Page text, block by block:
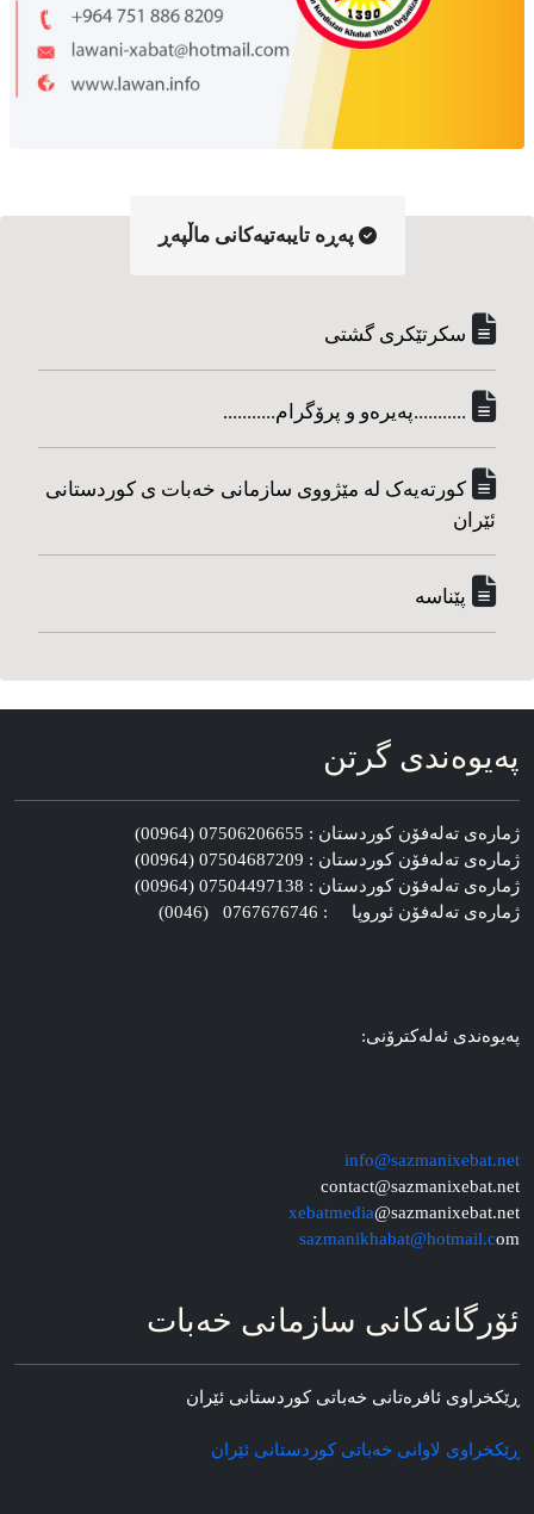
په‌ڕه‌ تایبه‌تیه‌کانی ماڵپه‌ڕ
سکرتێکری گشتی
...........په‌یره‌و و پرۆگرام...........
کورته‌یه‌ک له مێژووی سازمانی خه‌بات ی کوردستانی
ئێران
پێناسه‌
په‌یوه‌ندی گرتن
ژماره‌ی ته‌له‌فۆن کوردستان : 07506206655 (00964)
ژماره‌ی ته‌له‌فۆن کوردستان : 07504687209 (00964)
ژماره‌ی ته‌له‌فۆن کوردستان : 07504497138 (00964)
ژماره‌ی ته‌له‌فۆن ئوروپا : 0767676746 (0046)
په‌یوه‌ندی ئه‌له‌کترۆنی:
info@sazmanixebat.net
contact@sazmanixebat.net
xebatmedia@sazmanixebat.net
sazmanikhabat@hotmail.com
ئۆرگانه‌کانی سازمانی خه‌بات
ڕێکخراوی ئافره‌تانی خه‌باتی کوردستانی ئێران
ڕێکخراوی لاوانی خه‌باتی کوردستانی ئێران